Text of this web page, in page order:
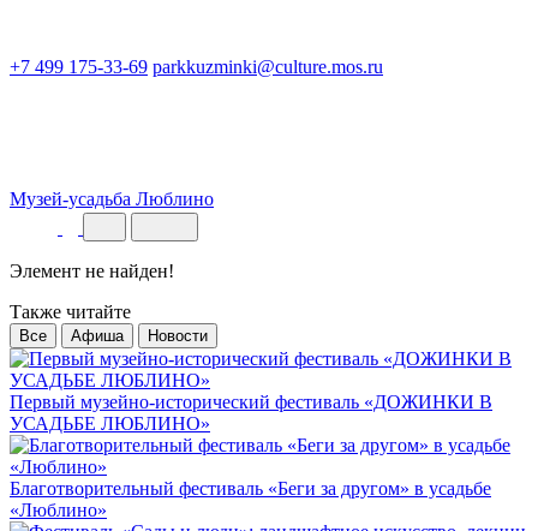
+7 499 175-33-69 parkkuzminki@culture.mos.ru
Музей-усадьба Люблино
Элемент не найден!
Также читайте
Все Афиша Новости
Первый музейно-исторический фестиваль «ДОЖИНКИ В
УСАДЬБЕ ЛЮБЛИНО»
Благотворительный фестиваль «Беги за другом» в усадьбе
«Люблино»